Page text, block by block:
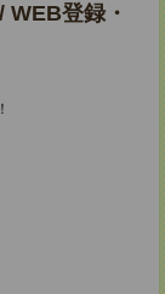
登録・